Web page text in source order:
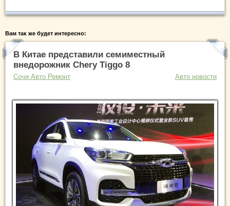
Вам так же будет интересно:
В Китае представили семиместный
внедорожник Chery Tiggo 8
Сочи Авто Ремонт Авто новости